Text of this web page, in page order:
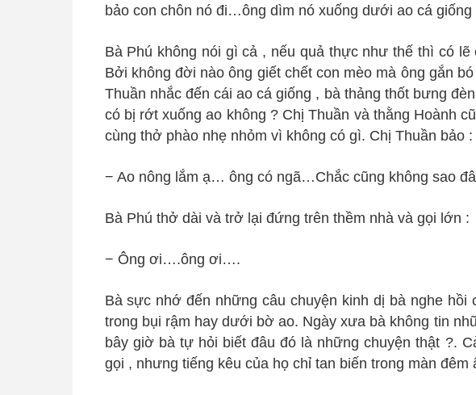
bảo con chôn nó đi…ông dìm nó xuống dưới ao cá giống
Bà Phú không nói gì cả , nếu quả thực như thế thì có lẽ
Bởi không đời nào ông giết chết con mèo mà ông gắn
Thuần nhắc đến cái ao cá giống , bà thảng thốt bưng
có bị rớt xuống ao không ? Chị Thuần và thằng Hoành
cùng thở phào nhẹ nhỏm vì không có gì. Chị Thuần bảo :
− Ao nông lắm ạ… ông có ngã…Chắc cũng không sao
Bà Phú thở dài và trở lại đứng trên thềm nhà và gọi lớn :
− Ông ơi….ông ơi….
Bà sực nhớ đến những câu chuyện kinh dị bà nghe hồi
trong bụi rậm hay dưới bờ ao. Ngày xưa bà không tin
bây giờ bà tự hỏi biết đâu đó là những chuyện thật ?.
gọi , nhưng tiếng kêu của họ chỉ tan biến trong màn đêm